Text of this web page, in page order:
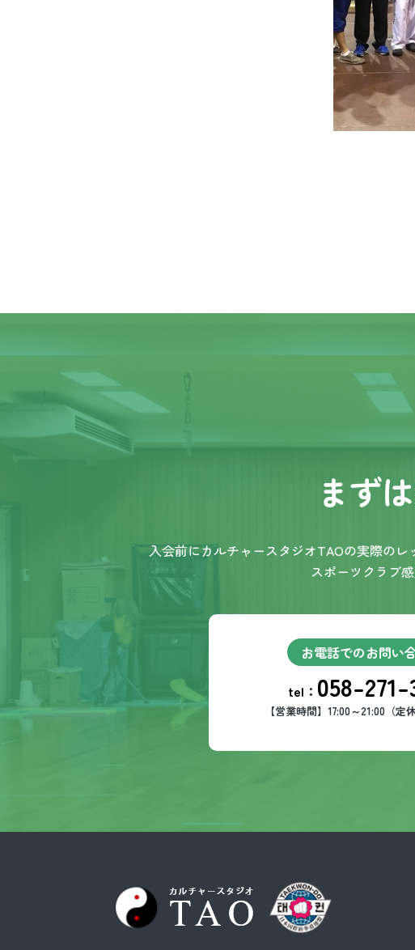
まず
入会前にカルチャースタジオTAOの実際の
スポーツクラブ
お電話でのお問い
tel： 058-271-
【営業時間】17:00～21:00（定